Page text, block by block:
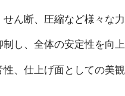
ん断、圧縮など様々な力
し、全体の安定性を向上
、仕上げ面としての美